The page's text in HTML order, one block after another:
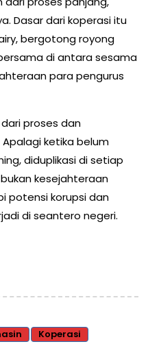
Dasar dari koperasi itu
bergotong royong
di antara sesama
para pengurus
proses dan
ketika belum
diduplikasi di setiap
kesejahteraan
potensi korupsi dan
di seantero negeri.
Koperasi